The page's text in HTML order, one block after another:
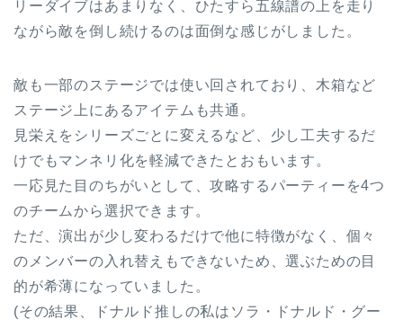
リーダイブはあまりなく、ひたすら五線譜の上を走り
ながら敵を倒し続けるのは面倒な感じがしました。
敵も一部のステージでは使い回されており、木箱など
ステージ上にあるアイテムも共通。
見栄えをシリーズごとに変えるなど、少し工夫するだ
けでもマンネリ化を軽減できたとおもいます。
一応見た目のちがいとして、攻略するパーティーを4つ
のチームから選択できます。
ただ、演出が少し変わるだけで他に特徴がなく、個々
のメンバーの入れ替えもできないため、選ぶための目
的が希薄になっていました。
(その結果、ドナルド推しの私はソラ・ドナルド・グー